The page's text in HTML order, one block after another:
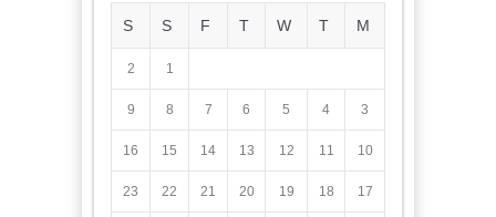
M
T
W
T
F
S
S
1
2
3
4
5
6
7
8
9
10
11
12
13
14
15
16
17
18
19
20
21
22
23